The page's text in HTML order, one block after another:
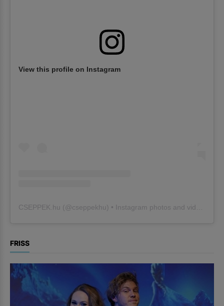
View this profile on Instagram
CSEPPEK.hu (@cseppekhu ) • Instagram photos and videos
FRISS